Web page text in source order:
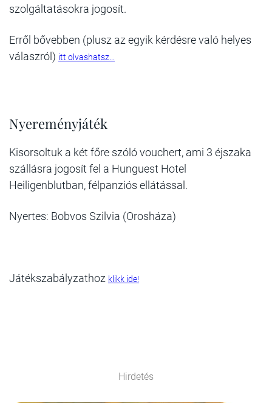
szolgáltatásokra jogosít.
Erről bővebben (plusz az egyik kérdésre való helyes
válaszról) itt olvashatsz...
Nyereményjáték
Kisorsoltuk a két főre szóló vouchert, ami 3 éjszaka
szállásra jogosít fel a Hunguest Hotel
Heiligenblutban, félpanziós ellátással.
Nyertes: Bobvos Szilvia (Orosháza)
Játékszabályzathoz klikk ide!
Hirdetés